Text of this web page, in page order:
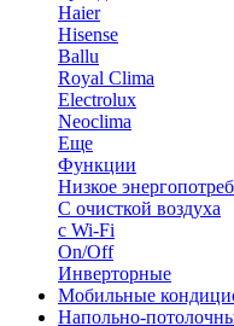
Haier
Hisense
Ballu
Royal Clima
Electrolux
Neoclima
Еще
Функции
Низкое
С очисткой воздуха
с Wi-Fi
On/Off
Инверторные
Мобильные
Напольно-